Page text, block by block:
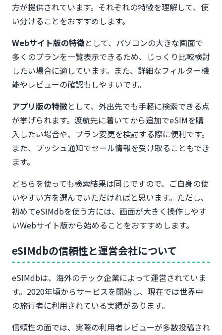
方が提供されています。それぞれの特徴を理解して、使
い分けることをおすすめします。
Webサイト版の特徴として、パソコンの大きな画面で
多くのプランを一覧表示できるため、じっくり比較検討
したい場合に適しています。また、詳細なフィルター機
能やレビューの確認もしやすいです。
アプリ版の特徴として、外出先でも手軽に検索できる点
が挙げられます。渡航先に着いてから追加でeSIMを購
入したい場合や、プラン変更を検討する際に便利です。
また、プッシュ通知でセール情報を受け取ることもでき
ます。
どちらを使っても検索結果は同じですので、ご自身の使
いやすい方を選んでいただければと思います。ただし、
初めてeSIMdbを使う方には、画面が大きく操作しやす
いWebサイト版から始めることをおすすめします。
eSIMdbの信頼性と運営会社について
eSIMdbは、海外のテック企業によって運営されていま
す。2020年頃からサービスを開始し、現在では世界中
の旅行者に利用されている実績があります。
信頼性の面では、実際の利用者レビューが多数投稿され